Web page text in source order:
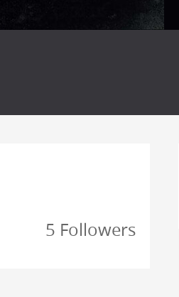
5 Followers